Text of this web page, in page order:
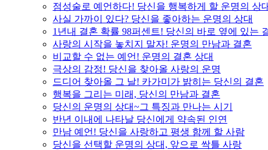
점성술로 예언하다! 당신을 행복하게 할 운명의 상
사실 가까이 있다? 당신을 좋아하는 운명의 상대
1년내 결혼 확률 98퍼센트! 당신의 바로 옆에 있는
사랑의 시작을 놓치지 말자! 운명의 만남과 결혼
비교할 수 없는 예언! 운명의 결혼 상대
극상의 감정! 당신을 찾아올 사랑의 운명
드디어 찾아올 그 날! 카가미가 밝히는 당신의 결혼
행복을 그리는 미래, 당신의 만남과 결혼
당신의 운명의 상대~그 특징과 만나는 시기
반년 이내에 나타날 당신에게 약속된 인연
만남 예언! 당신을 사랑하고 평생 함께 할 사람
당신을 선택할 운명의 상대, 앞으로 싹틀 사랑